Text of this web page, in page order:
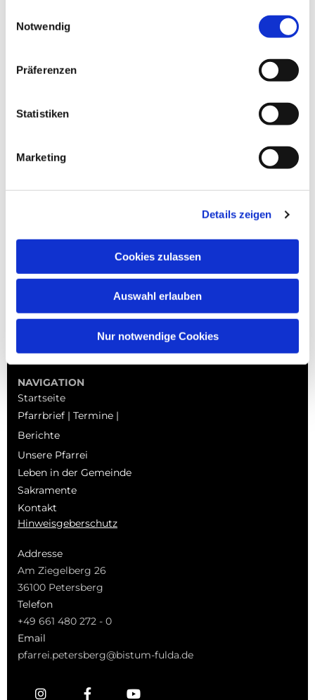
Notwendig
Präferenzen
Statistiken
Marketing
Details zeigen
Cookies zulassen
Auswahl erlauben
Nur notwendige Cookies
NAVIGATION
Startseite
Pfarrbrief | Termine |
Berichte
Unsere Pfarrei
Leben in der Gemeinde
Sakramente
Kontakt
Hinweisgeberschutz
Addresse
Am Ziegelberg 26
36100 Petersberg
Telefon
+49 661 480 272 - 0
Email
pfarrei.petersberg@bistum-fulda.de